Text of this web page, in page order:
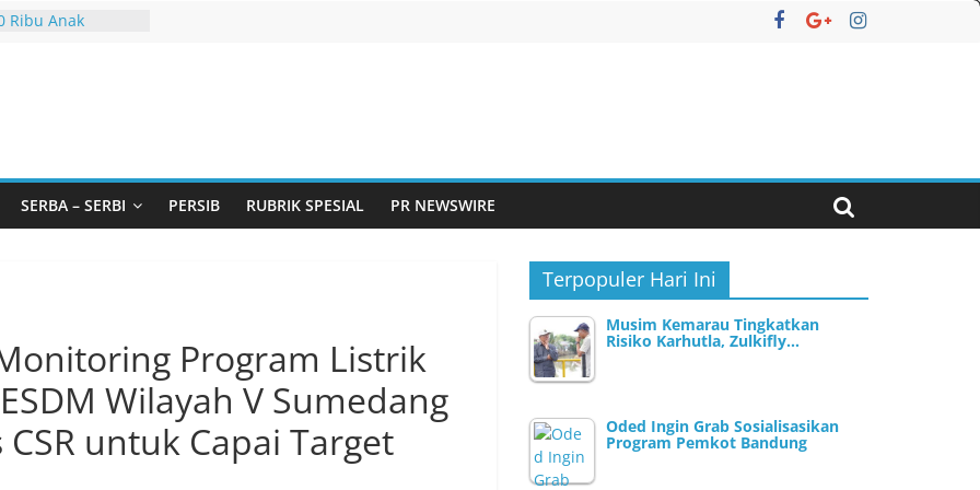
Ribu Anak
Andil dalam
Desa
Bahas
Pintu Taubat
Seminar
Standarisasi
Pemurtadan
SERBA – SERBI PERSIB RUBRIK SPESIAL PR NEWSWIRE
Program Listrik
Wilayah V Sumedang
untuk Capai Target
Terpopuler Hari Ini
Musim Kemarau Tingkatkan
Risiko Karhutla, Zulkifly…
Oded Ingin Grab Sosialisasikan
Program Pemkot Bandung